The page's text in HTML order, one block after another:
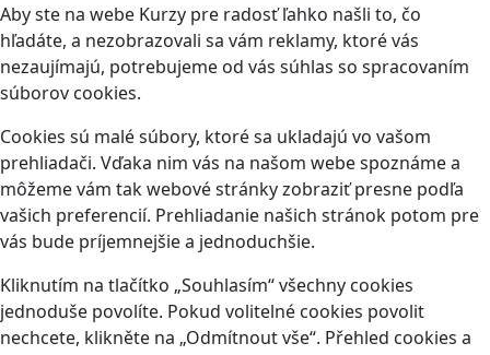
Aby ste na webe Kurzy pre radosť ľahko našli to, čo
hľadáte, a nezobrazovali sa vám reklamy, ktoré vás
nezaujímajú, potrebujeme od vás súhlas so spracovaním
súborov cookies.
Cookies sú malé súbory, ktoré sa ukladajú vo vašom
prehliadači. Vďaka nim vás na našom webe spoznáme a
môžeme vám tak webové stránky zobraziť presne podľa
vašich preferencií. Prehliadanie našich stránok potom pre
vás bude príjemnejšie a jednoduchšie.
Kliknutím na tlačítko „Souhlasím“ všechny cookies
jednoduše povolíte. Pokud volitelné cookies povolit
nechcete, klikněte na „Odmítnout vše“. Přehled cookies a